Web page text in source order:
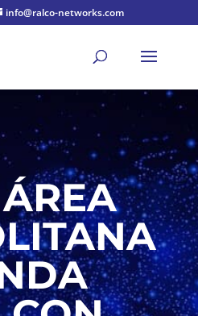
info@ralco-networks.com